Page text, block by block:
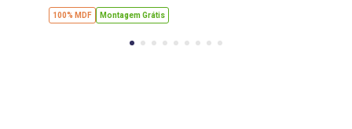
100% MDF Montagem Grátis